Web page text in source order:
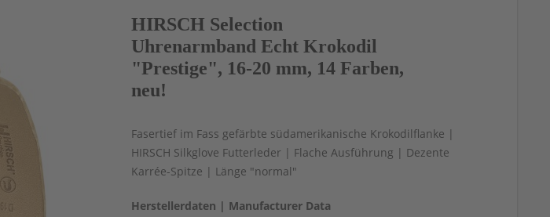
HIRSCH Selection
Uhrenarmband Echt Krokodil
"Prestige", 16-20 mm, 14 Farben,
neu!
Fasertief im Fass gefärbte südamerikanische Krokodilflanke |
HIRSCH Silkglove Futterleder | Flache Ausführung | Dezente
Karrée-Spitze | Länge "normal"
Herstellerdaten | Manufacturer Data